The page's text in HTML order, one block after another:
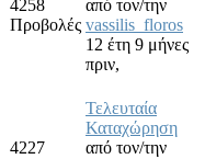
4258
Προβολές
από τον/την
vassilis_floros
12 έτη 9 μήνες
πριν,
4227
Τελευταία
Καταχώρηση
από τον/την